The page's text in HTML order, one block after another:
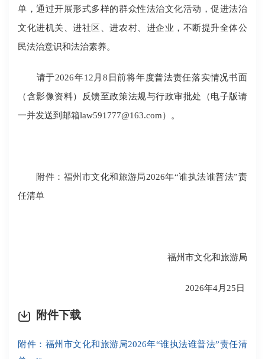
单，通过开展形式多样的群众性法治文化活动，促进法治
文化进机关、进社区、进农村、进企业，不断提升全体公
民法治意识和法治素养。
请于2026年12月8日前将年度普法责任落实情况书面
（含影像资料）反馈至政策法规与行政审批处（电子版请
一并发送到邮箱law591777@163.com）。
附件：福州市文化和旅游局2026年“谁执法谁普法”责
任清单
福州市文化和旅游局
2026年4月25日
附件下载
附件：福州市文化和旅游局2026年“谁执法谁普法”责任清